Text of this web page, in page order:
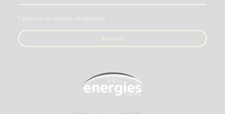
* Indique les champs obligatoires
Envoyer